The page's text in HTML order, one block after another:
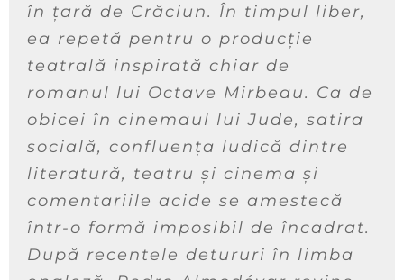
în țară de Crăciun. În timpul liber,
ea repetă pentru o producție
teatrală inspirată chiar de
romanul lui Octave Mirbeau. Ca de
obicei în cinemaul lui Jude, satira
socială, confluența ludică dintre
literatură, teatru și cinema și
comentariile acide se amestecă
într-o formă imposibil de încadrat.
După recentele detururi în limba